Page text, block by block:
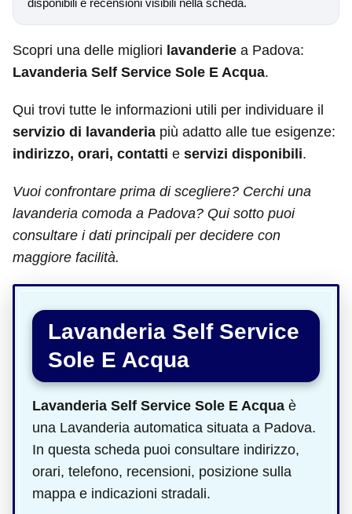
disponibili e recensioni visibili nella scheda.
Scopri una delle migliori lavanderie a Padova:
Lavanderia Self Service Sole E Acqua.
Qui trovi tutte le informazioni utili per individuare il
servizio di lavanderia più adatto alle tue esigenze:
indirizzo, orari, contatti e servizi disponibili.
Vuoi confrontare prima di scegliere? Cerchi una
lavanderia comoda a Padova? Qui sotto puoi
consultare i dati principali per decidere con
maggiore facilità.
Lavanderia Self Service
Sole E Acqua
Lavanderia Self Service Sole E Acqua è
una Lavanderia automatica situata a Padova.
In questa scheda puoi consultare indirizzo,
orari, telefono, recensioni, posizione sulla
mappa e indicazioni stradali.